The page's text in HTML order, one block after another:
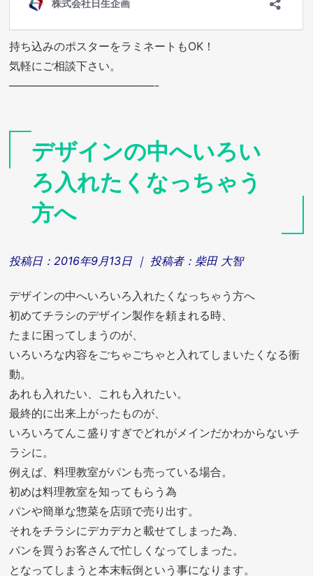
持ち込みのポスターをラミネートもOK！
気軽にご相談下さい。
—————————————-
デザインの中へいろい
ろ入れたくなっちゃう
方へ
投稿日：2016年9月13日 ｜ 投稿者： 柴田 大智
デザインの中へいろいろ入れたくなっちゃう方へ
初めてチラシのデザイン製作を頼まれる時、
たまに困ってしまうのが、
いろいろな内容をごちゃごちゃと入れてしまいたくなる衝
動。
あれも入れたい、これも入れたい。
最終的に出来上がったものが、
いろいろてんこ盛りすぎでどれがメインだかわからないチ
ラシに。
例えば、料理教室がパンも売っている場合。
初めは料理教室を知ってもらう為
パンや簡単な惣菜を店頭で売り出す。
それをチラシにデカデカと載せてしまった為、
パンを買うお客さんで忙しくなってしまった。
となってしまうと本末転倒という事になります。